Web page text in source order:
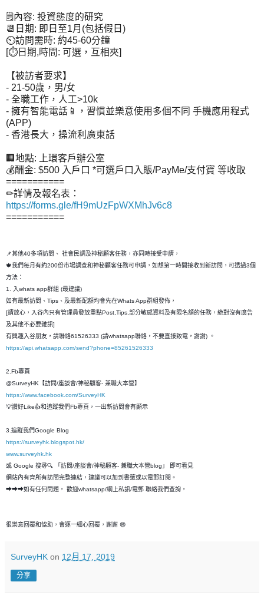
🗒內容: 投資態度的研究
📆日期: 即日至1月(包括假日)
⏲訪問需時: 約45-60分鐘
[⏱日期,時間: 可選，互相夾]
【被訪者要求】
- 21-50歲，男/女
- 全職工作，人工>10k
- 擁有智能電話📱，習慣並樂意使用多個不同 手機應用程式
(APP)
- 香港長大，操流利廣東話
🏢地點: 上環客戶辦公室
💰酬金: $500 入戶口 *可選戶口入賬/PayMe/支付寶 等收取
===========
✏詳情及報名表：
https://forms.gle/fH9mUzFpWXMhJv6c8
===========
📌其他40多項訪問、 社會民調及神秘顧客任務，亦同時接受申請，
🍁我們每月有約200份市場調查和神秘顧客任務可申請，如想第一時間接收到新訪問，可透過3個
方法：
1. 入whats app群組 (最建議)
如有最新訪問、Tips、及最新配額均會先在Whats App群組發佈，
[請放心，入谷內只有管理員發放重點Post,Tips,部分敏感資料及有限名額的任務，絶對沒有廣告
及其他不必要雜訊]
有興趣入谷朋友，請聯絡61526333 (請whatsapp聯絡，不要直接致電，謝謝) 。
https://api.whatsapp.com/send?phone=85261526333
2.Fb專頁
@SurveyHK【訪問/座談會/神秘顧客- 兼職大本營】
https://www.facebook.com/SurveyHK
💡讚好Like👍和追蹤我們Fb專頁，一出新訪問會有顯示
3.追蹤我們Google Blog
https://surveyhk.blogspot.hk/
www.surveyhk.hk
或 Google 搜尋🔍 「訪問/座談會/神秘顧客- 兼職大本營blog」 即可看見
網站內有齊所有訪問完整連結，建議可以加到書籤或以電郵訂閱。
➡➡➡如有任何問題， 歡迎whatsapp/網上私訊/電郵 聯絡我們查詢，
很樂意回覆和恊助，會逐一細心回覆，謝謝 😄
SurveyHK on 12月 17, 2019
分享